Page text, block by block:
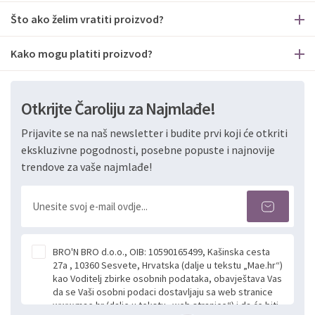
Što ako želim vratiti proizvod?
Kako mogu platiti proizvod?
Otkrijte Čaroliju za Najmlađe!
Prijavite se na naš newsletter i budite prvi koji će otkriti
ekskluzivne pogodnosti, posebne popuste i najnovije
trendove za vaše najmlađe!
BRO'N BRO d.o.o., OIB: 10590165499, Kašinska cesta
27a , 10360 Sesvete, Hrvatska (dalje u tekstu „Mae.hr“)
kao Voditelj zbirke osobnih podataka, obavještava Vas
da se Vaši osobni podaci dostavljaju sa web stranice
www.mae.hr (dalje u tekstu „web stranice“) i da će biti